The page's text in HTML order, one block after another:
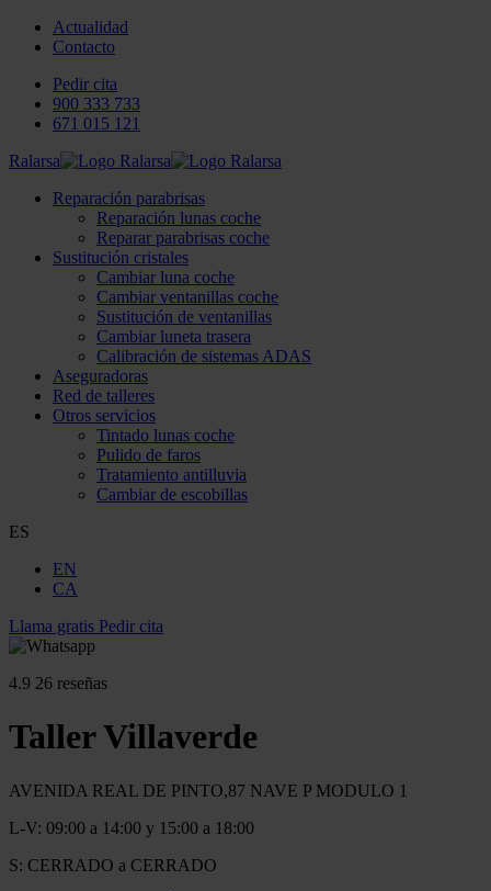
Actualidad
Contacto
Pedir cita
900 333 733
671 015 121
Ralarsa
Reparación parabrisas
Reparación lunas coche
Reparar parabrisas coche
Sustitución cristales
Cambiar luna coche
Cambiar ventanillas coche
Sustitución de ventanillas
Cambiar luneta trasera
Calibración de sistemas ADAS
Aseguradoras
Red de talleres
Otros servicios
Tintado lunas coche
Pulido de faros
Tratamiento antilluvia
Cambiar de escobillas
ES
EN
CA
Llama gratis Pedir cita
4.9 26 reseñas
Taller Villaverde
AVENIDA REAL DE PINTO,87 NAVE P MODULO 1
L-V: 09:00 a 14:00 y 15:00 a 18:00
S: CERRADO a CERRADO